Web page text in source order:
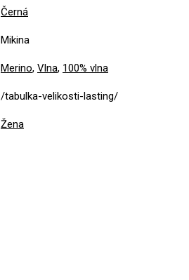
Černá
Mikina
Merino, Vlna, 100% vlna
/tabulka-velikosti-lasting/
Žena